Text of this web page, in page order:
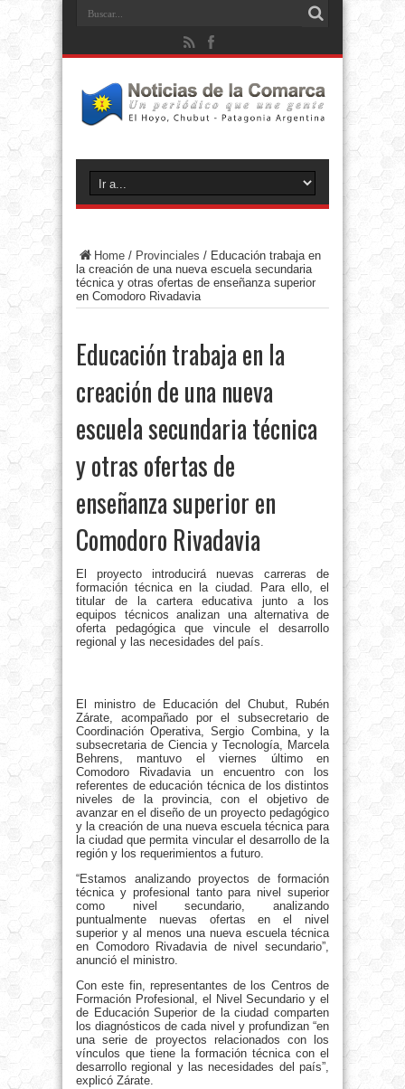
Home / Provinciales / Educación trabaja en
la creación de una nueva escuela secundaria
técnica y otras ofertas de enseñanza superior
en Comodoro Rivadavia
Educación trabaja en la
creación de una nueva
escuela secundaria técnica
y otras ofertas de
enseñanza superior en
Comodoro Rivadavia
El proyecto introducirá nuevas carreras de
formación técnica en la ciudad. Para ello, el
titular de la cartera educativa junto a los
equipos técnicos analizan una alternativa de
oferta pedagógica que vincule el desarrollo
regional y las necesidades del país.
El ministro de Educación del Chubut, Rubén
Zárate, acompañado por el subsecretario de
Coordinación Operativa, Sergio Combina, y la
subsecretaria de Ciencia y Tecnología, Marcela
Behrens, mantuvo el viernes último en
Comodoro Rivadavia un encuentro con los
referentes de educación técnica de los distintos
niveles de la provincia, con el objetivo de
avanzar en el diseño de un proyecto pedagógico
y la creación de una nueva escuela técnica para
la ciudad que permita vincular el desarrollo de la
región y los requerimientos a futuro.
“Estamos analizando proyectos de formación
técnica y profesional tanto para nivel superior
como nivel secundario, analizando
puntualmente nuevas ofertas en el nivel
superior y al menos una nueva escuela técnica
en Comodoro Rivadavia de nivel secundario”,
anunció el ministro.
Con este fin, representantes de los Centros de
Formación Profesional, el Nivel Secundario y el
de Educación Superior de la ciudad comparten
los diagnósticos de cada nivel y profundizan “en
una serie de proyectos relacionados con los
vínculos que tiene la formación técnica con el
desarrollo regional y las necesidades del país”,
explicó Zárate.